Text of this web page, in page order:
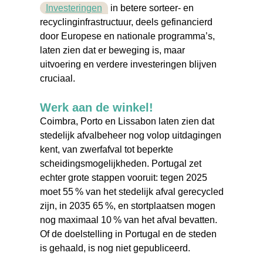
Investeringen
in betere sorteer- en
recyclinginfrastructuur, deels gefinancierd
door Europese en nationale programma’s,
laten zien dat er beweging is, maar
uitvoering en verdere investeringen blijven
cruciaal.
Werk aan de winkel!
Coimbra, Porto en Lissabon laten zien dat
stedelijk afvalbeheer nog volop uitdagingen
kent, van zwerfafval tot beperkte
scheidingsmogelijkheden. Portugal zet
echter grote stappen vooruit: tegen 2025
moet 55 % van het stedelijk afval gerecycled
zijn, in 2035 65 %, en stortplaatsen mogen
nog maximaal 10 % van het afval bevatten.
Of de doelstelling in Portugal en de steden
is gehaald, is nog niet gepubliceerd.